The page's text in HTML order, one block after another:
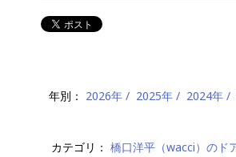
年別： 2026年 2025年 2024年
カテゴリ： 橋口洋平（wacci）のド